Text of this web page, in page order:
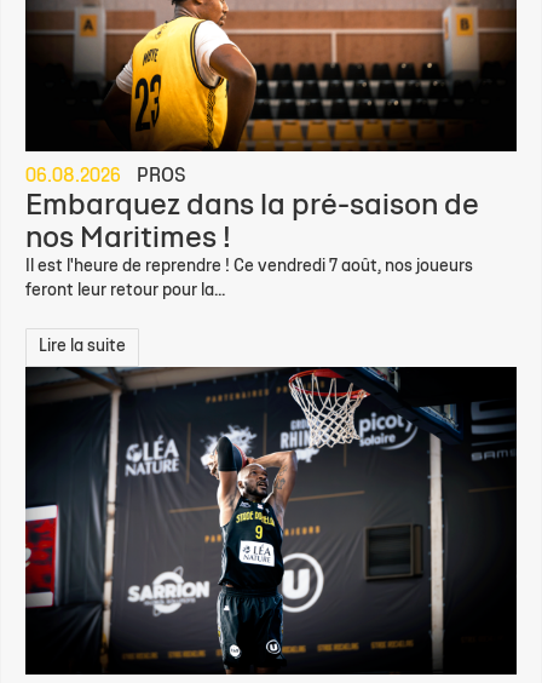
06.08.2026 PROS
Embarquez dans la pré-saison de
nos Maritimes !
Il est l'heure de reprendre ! Ce vendredi 7 août, nos joueurs
feront leur retour pour la...
Lire la suite